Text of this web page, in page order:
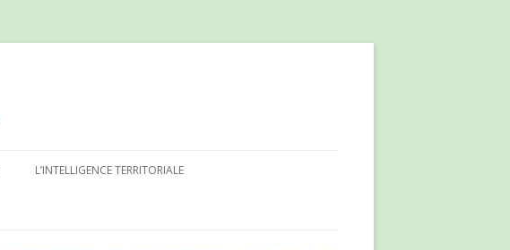
L’INTELLIGENCE TERRITORIALE